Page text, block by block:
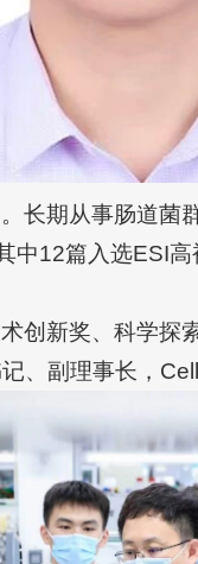
长期从事肠道菌
12篇入选ESI
创新奖、科学
、副理事长，